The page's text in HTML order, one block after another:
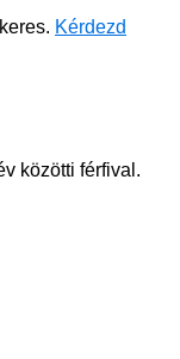
Kérdezd
közötti férfival.